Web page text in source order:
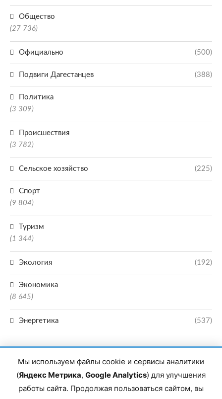
Общество
(27 736)
Официально (500)
Подвиги Дагестанцев (388)
Политика
(3 309)
Происшествия
(3 782)
Сельское хозяйство (225)
Спорт
(9 804)
Туризм
(1 344)
Экология (192)
Экономика
(8 645)
Энергетика (537)
Главный редактор сетевого издания Магомаев Тимур Нухович. Контакты
Мы используем файлы cookie и сервисы аналитики
(Яндекс Метрика, Google Analytics) для улучшения
работы сайта. Продолжая пользоваться сайтом, вы